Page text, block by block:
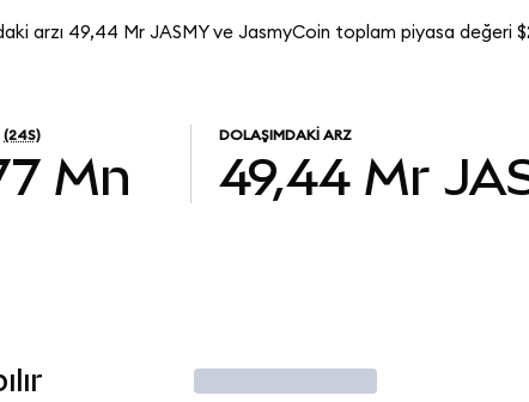
arzı 49,44 Mr JASMY ve JasmyCoin toplam piyasa değeri
(24S)
Mn
DOLAŞIMDAKI ARZ
49,44 Mr
İşlem Yap